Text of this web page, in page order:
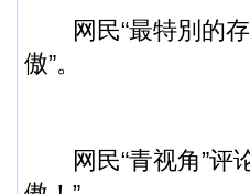
网民“最特別的存
傲”。
网民“青视角”评论